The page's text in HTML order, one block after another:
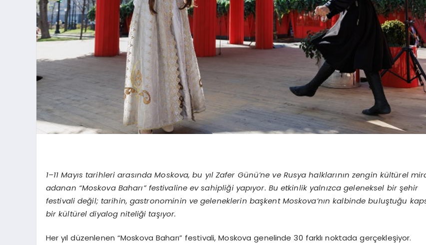
1–11 Mayıs tarihleri arasında Moskova, bu yıl Zafer Günü’ne ve Rusya halklarının zengin kültürel
adanan “Moskova Baharı” festivaline ev sahipliği yapıyor. Bu etkinlik yalnızca geleneksel bir şehir
festivali değil; tarihin, gastronominin ve geleneklerin başkent Moskova’nın kalbinde buluştuğu
bir kültürel diyalog niteliği taşıyor.
Her yıl düzenlenen “Moskova Baharı” festivali, Moskova genelinde 30 farklı noktada gerçekleşiyor.